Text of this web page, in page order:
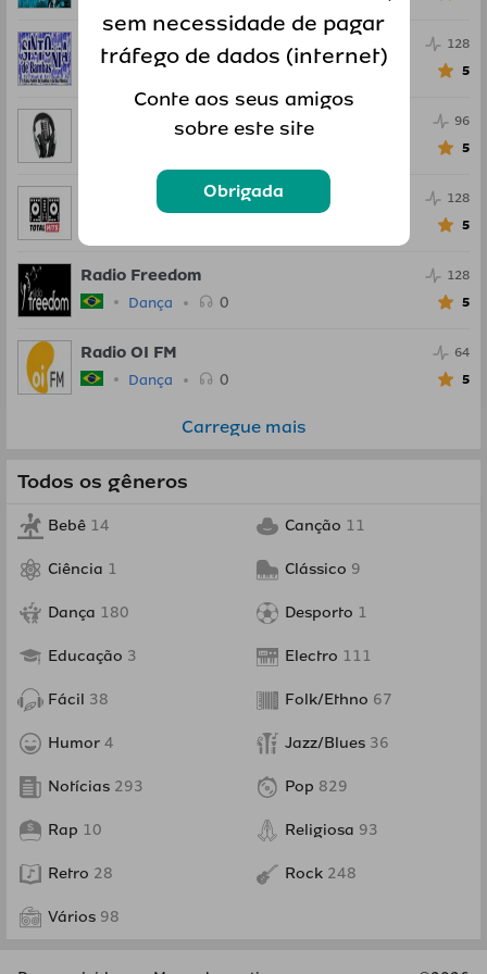
Radio Sintonia de Bambas
Dança
128
5
Radio Studio 97
96
5
Rede Total Hits
128
5
Radio Freedom
Dança 0
128
5
Radio OI FM
Dança 0
64
5
Carregue mais
Todos os gêneros
Bebê 14 Canção 11
Ciência 1 Clássico 9
Dança 180 Desporto 1
Educação 3 Electro 111
Fácil 38 Folk/Ethno 67
Humor 4 Jazz/Blues 36
Notícias 293 Pop 829
Rap 10 Religiosa 93
Retro 28 Rock 248
Vários 98
sem necessidade de pagar
tráfego de dados (internet)
Conte aos seus amigos
sobre este site
Obrigada